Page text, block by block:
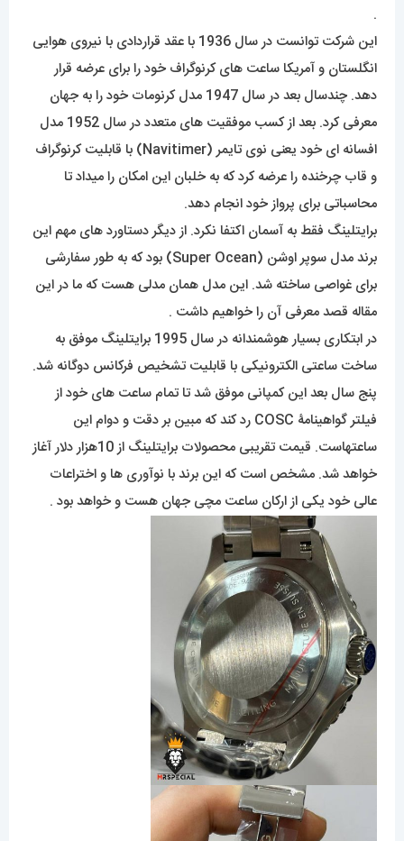
.
این شرکت توانست در سال 1936 با عقد قراردادی با نیروی هوایی
انگلستان و آمریکا ساعت های کرنوگراف خود را برای عرضه قرار
دهد. چندسال بعد در سال 1947 مدل کرنومات خود را به جهان
معرفی کرد. بعد از کسب موفقیت های متعدد در سال 1952 مدل
افسانه ای خود یعنی نوی تایمر (Navitimer) با قابلیت کرنوگراف
و قاب چرخنده را عرضه کرد که به خلبان این امکان را میداد تا
محاسباتی برای پرواز خود انجام دهد.
برایتلینگ فقط به آسمان اکتفا نکرد. از دیگر دستاورد های مهم این
برند مدل سوپر اوشن (Super Ocean) بود که به طور سفارشی
برای غواصی ساخته شد. این مدل همان مدلی هست که ما در این
مقاله قصد معرفی آن را خواهیم داشت .
در ابتکاری بسیار هوشمندانه در سال 1995 برایتلینگ موفق به
ساخت ساعتی الکترونیکی با قابلیت تشخیص فرکانس دوگانه شد.
پنج سال بعد این کمپانی موفق شد تا تمام ساعت های خود از
فیلتر گواهینامۀ COSC رد کند که مبین بر دقت و دوام این
ساعتهاست. قیمت تقریبی محصولات برایتلینگ از 10هزار دلار آغاز
خواهد شد. مشخص است که این برند با نوآوری ها و اختراعات
عالی خود یکی از ارکان ساعت مچی جهان هست و خواهد بود .